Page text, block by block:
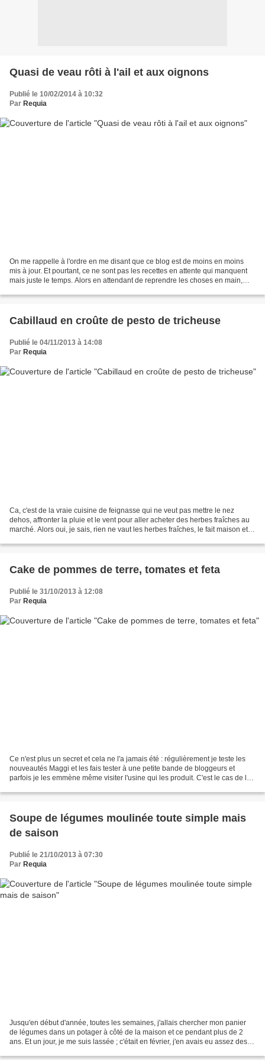
Quasi de veau rôti à l'ail et aux oignons
Publié le 10/02/2014 à 10:32
Par Requia
On me rappelle à l'ordre en me disant que ce blog est de moins en moins
mis à jour. Et pourtant, ce ne sont pas les recettes en attente qui manquent
mais juste le temps. Alors en attendant de reprendre les choses en main,
Cabillaud en croûte de pesto de tricheuse
Publié le 04/11/2013 à 14:08
Par Requia
Ca, c'est de la vraie cuisine de feignasse qui ne veut pas mettre le nez
dehos, affronter la pluie et le vent pour aller acheter des herbes fraîches au
marché. Alors oui, je sais, rien ne vaut les herbes fraîches, le fait maison et
Cake de pommes de terre, tomates et feta
Publié le 31/10/2013 à 12:08
Par Requia
Ce n'est plus un secret et cela ne l'a jamais été : régulièrement je teste les
nouveautés Maggi et les fais tester à une petite bande de bloggeurs et
parfois je les emmène même visiter l'usine qui les produit. C'est le cas de la
Soupe de légumes moulinée toute simple mais
de saison
Publié le 21/10/2013 à 07:30
Par Requia
Jusqu'en début d'année, toutes les semaines, j'allais chercher mon panier
de légumes dans un potager à côté de la maison et ce pendant plus de 2
ans. Et un jour, je me suis lassée ; c'était en février, j'en avais eu assez des